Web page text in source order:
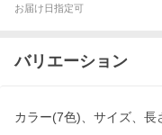
お届け日指定可
バリエーション
カラー(7色)、サイズ、長